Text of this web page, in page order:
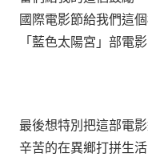
國際電影節給我們這
「藍色太陽宮」部電影
最後想特別把這部電
辛苦的在異鄉打拼生